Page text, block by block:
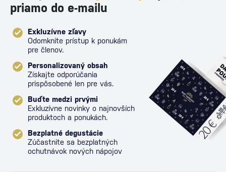
priamo do e-mailu
Exkluzívne zľavy
Odomknite prístup k ponukám
pre členov.
Personalizovaný obsah
Získajte odporúčania
prispôsobené len pre vás.
Buďte medzi prvými
Exkluzívne novinky o najnovších
produktoch a ponukách.
Bezplatné degustácie
Zúčastnite sa bezplatných
ochutnávok nových nápojov